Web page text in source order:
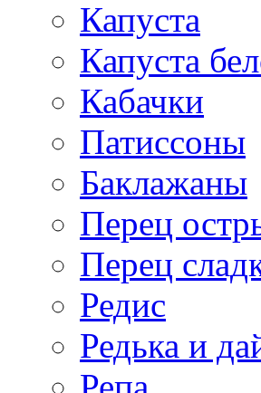
Капуста
Капуста
Кабачки
Патиссоны
Баклажаны
Перец
Перец
Редис
Редька и